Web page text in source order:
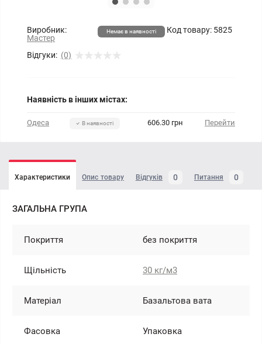
Виробник:
Мастер
Код товару: 5825
Відгуки: (0)
Немає в наявності
Наявність в інших містах:
Одеса В наявності 606.30 грн Перейти
Характеристики Опис товару Відгуків 0 Питання 0
ЗАГАЛЬНА ГРУПА
Покриття без покриття
Щільність 30 кг/м3
Матеріал Базальтова вата
Фасовка Упаковка